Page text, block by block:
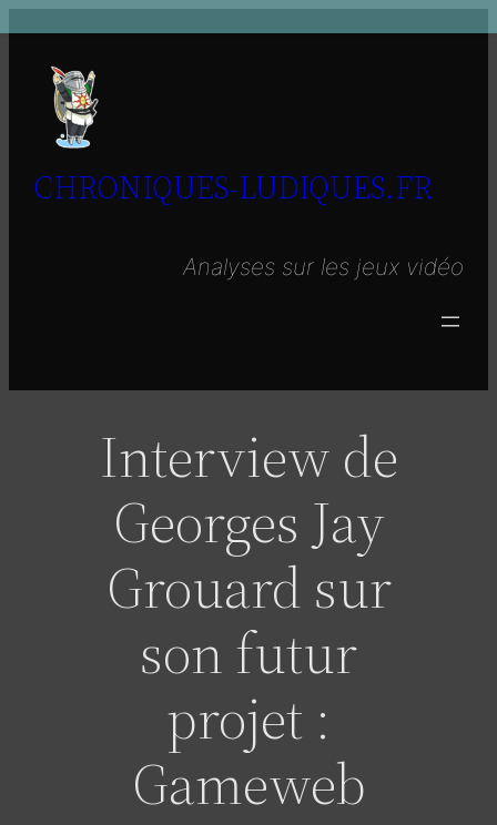
Aller
contenu
CHRONIQUES-LUDIQUES.FR
Analyses sur les jeux vidéo
Interview de
Georges Jay
Grouard sur
son futur
projet :
Gameweb